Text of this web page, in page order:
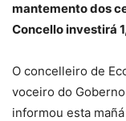
mantemento dos
Concello investirá
O concelleiro de
voceiro do
informou esta